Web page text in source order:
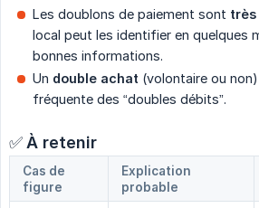
Les doublons de paiement sont très
local peut les identifier en quelques
bonnes informations.
Un double achat (volontaire ou
fréquente des “doubles débits”.
✅ À retenir
Cas de
figure
Explication
probable